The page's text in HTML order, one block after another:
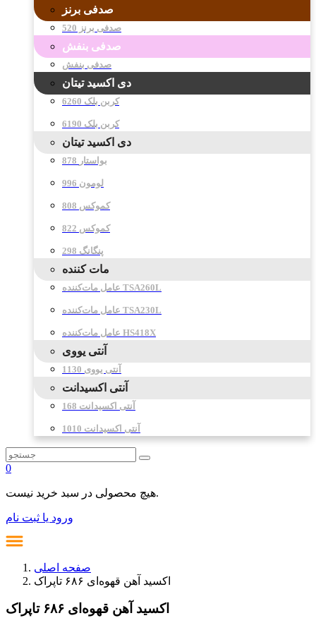
صدفی برنز
صدفی برنز 520
صدفی بنفش
صدفی بنفش
دی اکسید تیتان
کربن بلک 6260
کربن بلک 6190
دی اکسید تیتان
878 بواستار
996 لومون
808 کموکس
822 کموکس
298 پنگانگ
مات کننده
عامل مات‌کننده TSA260L
عامل مات‌کننده TSA230L
عامل مات‌کننده HS418X
آنتی یووی
آنتی یووی 1130
آنتی اکسیدانت
آنتی اکسیدانت 168
آنتی اکسیدانت 1010
0
هیچ محصولی در سبد خرید نیست.
ورود یا ثبت نام
صفحه اصلی
اکسید آهن قهوه‌ای ۶۸۶ تاپراک
اکسید آهن قهوه‌ای ۶۸۶ تاپراک